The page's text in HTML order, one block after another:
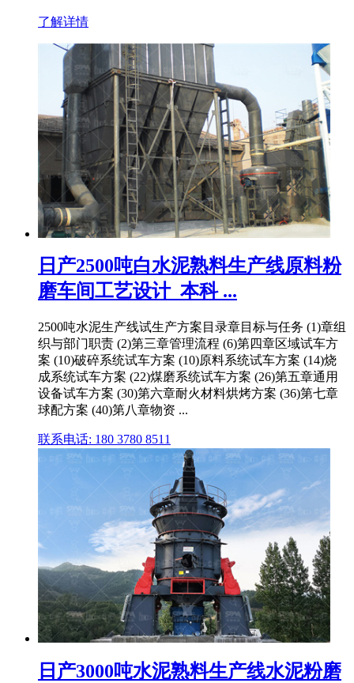
了解详情
日产2500吨白水泥熟料生产线原料粉
磨车间工艺设计_本科 ...
2500吨水泥生产线试生产方案目录章目标与任务 (1)章组
织与部门职责 (2)第三章管理流程 (6)第四章区域试车方
案 (10)破碎系统试车方案 (10)原料系统试车方案 (14)烧
成系统试车方案 (22)煤磨系统试车方案 (26)第五章通用
设备试车方案 (30)第六章耐火材料烘烤方案 (36)第七章
球配方案 (40)第八章物资 ...
联系电话: 180 3780 8511
日产3000吨水泥熟料生产线水泥粉磨